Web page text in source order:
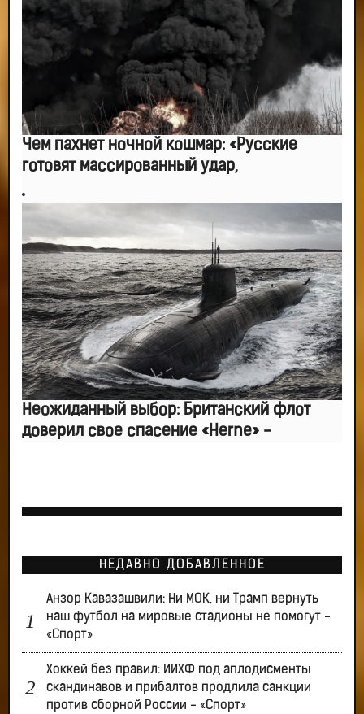
-- Люблю давать советы и очень не люблю, когда их дают мне.
Чем пахнет ночной кошмар: «Русские
готовят массированный удар,
Неожиданный выбор: Британский флот
доверил свое спасение «Herne» -
НЕДАВНО ДОБАВЛЕННОЕ
Анзор Кавазашвили: Ни МОК, ни Трамп вернуть
наш футбол на мировые стадионы не помогут -
«Спорт»
Хоккей без правил: ИИХФ под аплодисменты
скандинавов и прибалтов продлила санкции
против сборной России - «Спорт»